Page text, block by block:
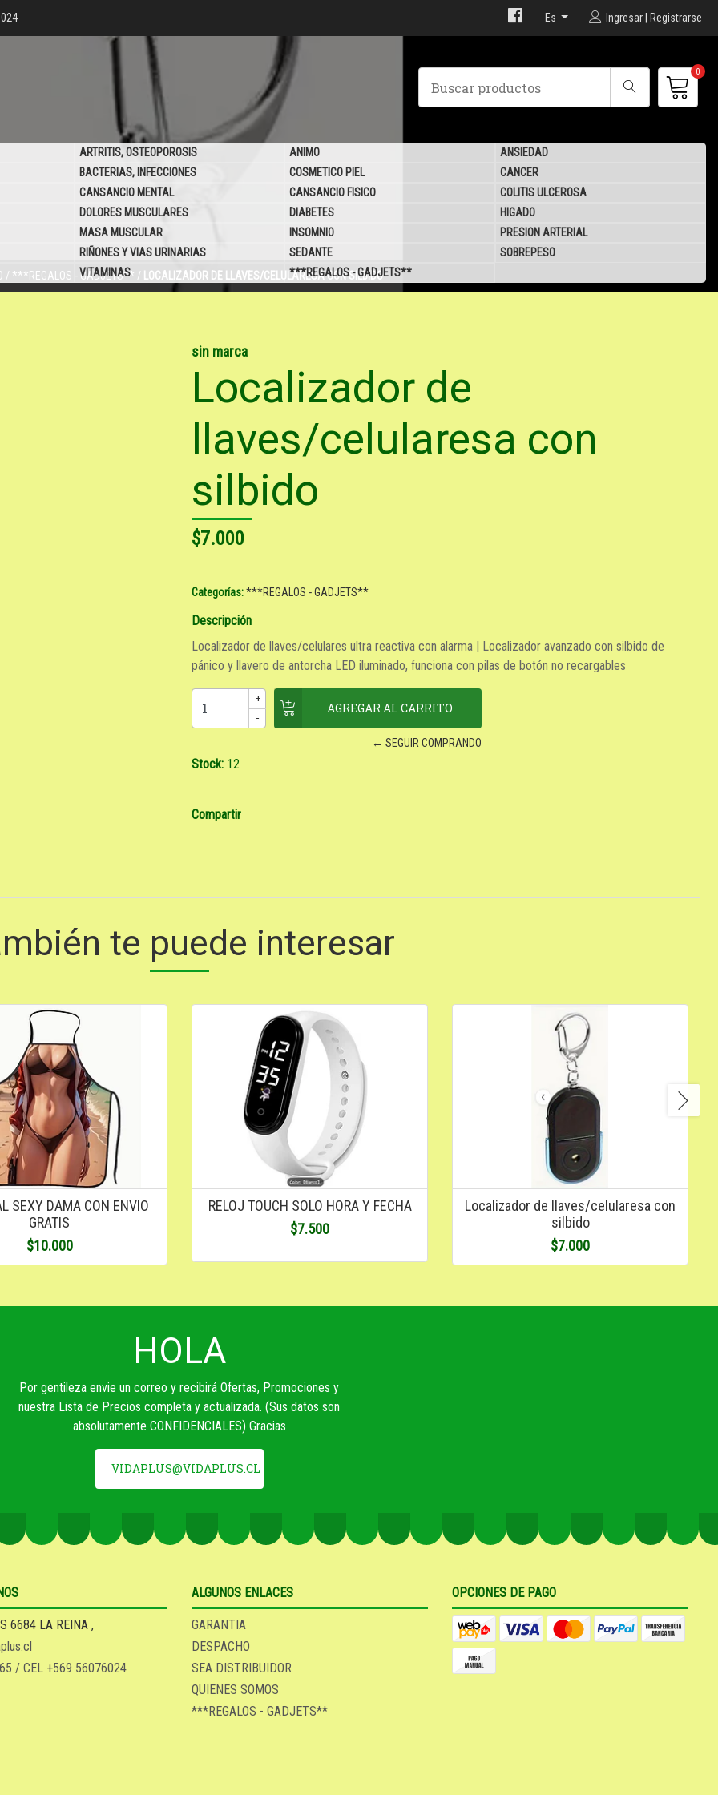
Es Ingresar | Registrarse
0
ARTRITIS, OSTEOPOROSIS ANIMO
ANSIEDAD
BACTERIAS, INFECCIONES
COSMETICO PIEL
CANCER
CANSANCIO MENTAL
CANSANCIO FISICO
COLITIS ULCEROSA
DOLORES MUSCULARES
DIABETES
HIGADO
MASA MUSCULAR
INSOMNIO
PRESION ARTERIAL
RIÑONES Y VIAS URINARIAS
SEDANTE
SOBREPESO
VITAMINAS
***REGALOS - GADJETS**
/ ***REGALOS - GADJETS** / LOCALIZADOR DE LLAVES/CELULARESA CON SILBIDO
sin marca
Localizador de
llaves/celularesa con
silbido
$7.000
Categorías:***REGALOS - GADJETS**
Descripción
Localizador de llaves/celulares ultra reactiva con alarma | Localizador avanzado con silbido de
pánico y llavero de antorcha LED iluminado, funciona con pilas de botón no recargables
+
-
← SEGUIR COMPRANDO
Stock: 12
Compartir
te puede interesar
SEXY DAMA CON ENVIO
GRATIS
$10.000
RELOJ TOUCH SOLO HORA Y FECHA
$7.500
Localizador de llaves/celularesa con
silbido
$7.000
HOLA
Por gentileza envie un correo y recibirá Ofertas, Promociones y
nuestra Lista de Precios completa y actualizada. (Sus datos son
absolutamente CONFIDENCIALES) Gracias
VIDAPLUS@VIDAPLUS.CL
6684 LA REINA ,
/ CEL +569 56076024
ALGUNOS ENLACES
GARANTIA
DESPACHO
SEA DISTRIBUIDOR
QUIENES SOMOS
***REGALOS - GADJETS**
OPCIONES DE PAGO